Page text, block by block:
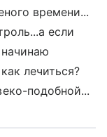
времени...
если
лечиться?
подобной...